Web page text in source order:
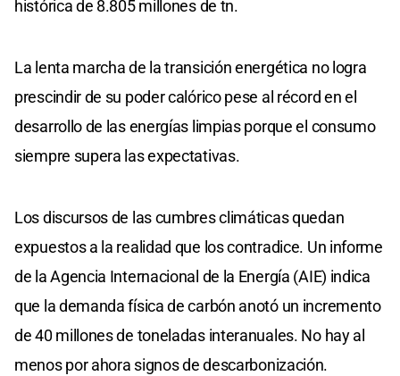
histórica de 8.805 millones de tn.
La lenta marcha de la transición energética no logra
prescindir de su poder calórico pese al récord en el
desarrollo de las energías limpias porque el consumo
siempre supera las expectativas.
Los discursos de las cumbres climáticas quedan
expuestos a la realidad que los contradice. Un informe
de la Agencia Internacional de la Energía (AIE) indica
que la demanda física de carbón anotó un incremento
de 40 millones de toneladas interanuales. No hay al
menos por ahora signos de descarbonización.